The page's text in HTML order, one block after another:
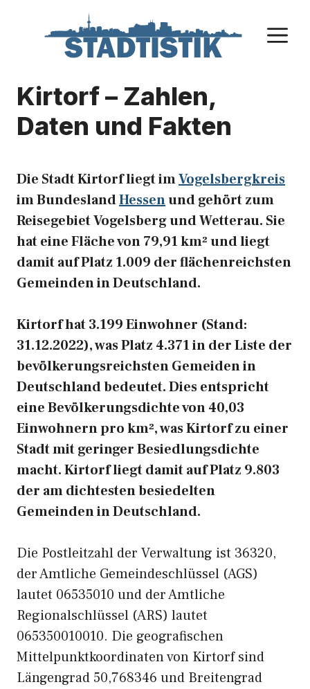
Kirtorf – Zahlen,
Daten und Fakten
Die Stadt Kirtorf liegt imVogelsbergkreis
im BundeslandHessenund gehört zum
Reisegebiet Vogelsberg und Wetterau. Sie
hat eine Fläche von 79,91 km² und liegt
damit auf Platz 1.009 der flächenreichsten
Gemeinden in Deutschland.
Kirtorf hat 3.199 Einwohner (Stand:
31.12.2022), was Platz 4.371 in der Liste der
bevölkerungsreichsten Gemeiden in
Deutschland bedeutet. Dies entspricht
eine Bevölkerungsdichte von 40,03
Einwohnern pro km², was Kirtorf zu einer
Stadt mit geringer Besiedlungsdichte
macht. Kirtorf liegt damit auf Platz 9.803
der am dichtesten besiedelten
Gemeinden in Deutschland.
Die Postleitzahl der Verwaltung ist 36320,
der Amtliche Gemeindeschlüssel (AGS)
lautet 06535010 und der Amtliche
Regionalschlüssel (ARS) lautet
065350010010. Die geografischen
Mittelpunktkoordinaten von Kirtorf sind
Längengrad 50,768346 und Breitengrad